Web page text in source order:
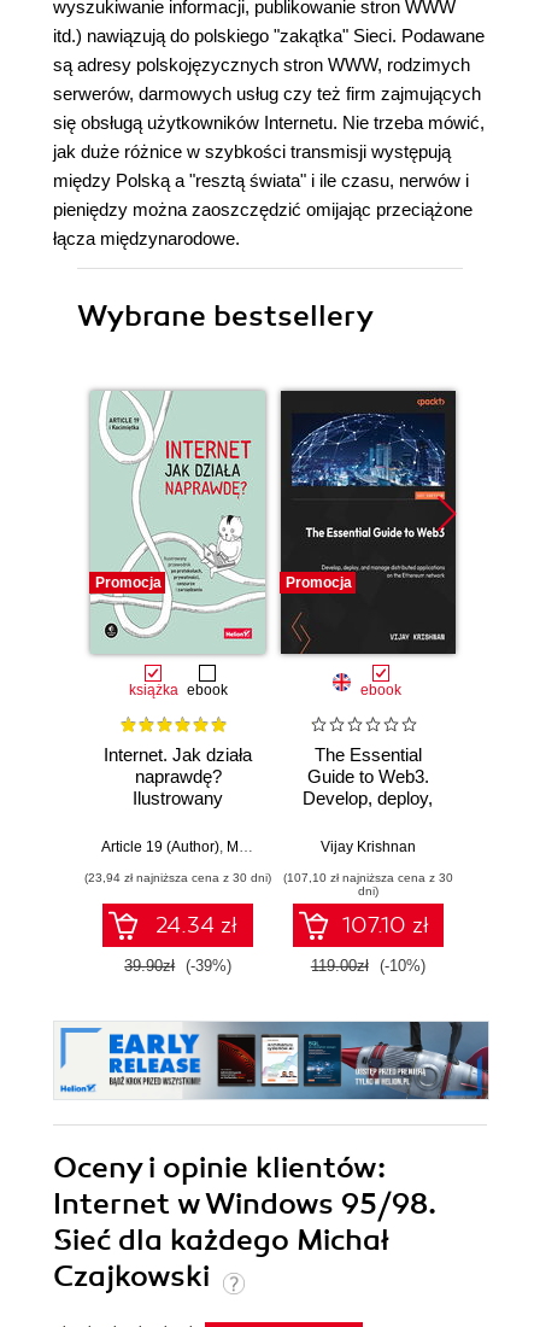
wyszukiwanie informacji, publikowanie stron WWW
itd.) nawiązują do polskiego "zakątka" Sieci. Podawane
są adresy polskojęzycznych stron WWW, rodzimych
serwerów, darmowych usług czy też firm zajmujących
się obsługą użytkowników Internetu. Nie trzeba mówić,
jak duże różnice w szybkości transmisji występują
między Polską a "resztą świata" i ile czasu, nerwów i
pieniędzy można zaoszczędzić omijając przeciążone
łącza międzynarodowe.
Wybrane bestsellery
Promocja
książka ebook
Internet. Jak działa
naprawdę?
Ilustrowany
protokołach,
cenzurze i
zarządzaniu
Article 19 (Author) Mallory Knodel (Contributor) ,
(23,94 zł najniższa cena z 30 dni)
24.34 zł
39.90zł (-39%)
Promocja
ebook
The Essential
Guide to Web3.
Develop, deploy,
distributed
Ethereum network
Vijay Krishnan
(107,10 zł najniższa cena z 30
dni)
107.10 zł
119.00zł (-10%)
Oceny i opinie klientów:
Internet w Windows 95/98.
Sieć dla każdego Michał
Czajkowski